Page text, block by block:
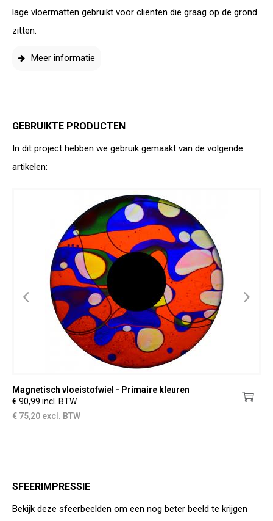
lage vloermatten gebruikt voor cliënten die graag op de grond
zitten.
Meer informatie
GEBRUIKTE PRODUCTEN
In dit project hebben we gebruik gemaakt van de volgende
artikelen:
Magnetisch vloeistofwiel - Primaire kleuren
€ 90,99 incl. BTW
€ 75,20 excl. BTW
SFEERIMPRESSIE
Bekijk deze sfeerbeelden om een nog beter beeld te krijgen